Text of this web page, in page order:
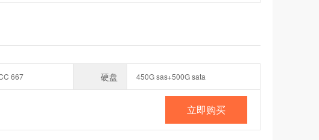
667 硬盘 450G sas+500G sata
立即购买